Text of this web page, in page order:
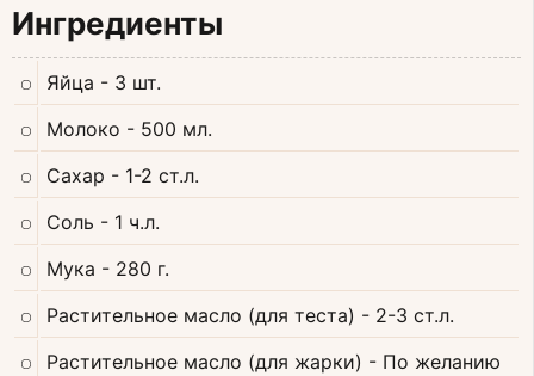
Ингредиенты
Яйца - 3 шт.
Молоко - 500 мл.
Сахар - 1-2 ст.л.
Соль - 1 ч.л.
Мука - 280 г.
Растительное масло (для теста) - 2-3 ст.л.
Растительное масло (для жарки) - По желанию